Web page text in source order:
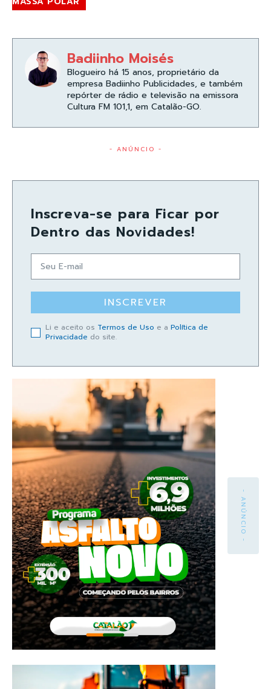
Badiinho Moisés
Blogueiro há 15 anos, proprietário da
empresa Badiinho Publicidades, e também
repórter de rádio e televisão na emissora
Cultura FM 101,1, em Catalão-GO.
- ANÚNCIO -
Inscreva-se para Ficar por
Dentro das Novidades!
INSCREVER
Li e aceito os Termos de Uso e a Política de
Privacidade do site.
- ANÚNCIO -